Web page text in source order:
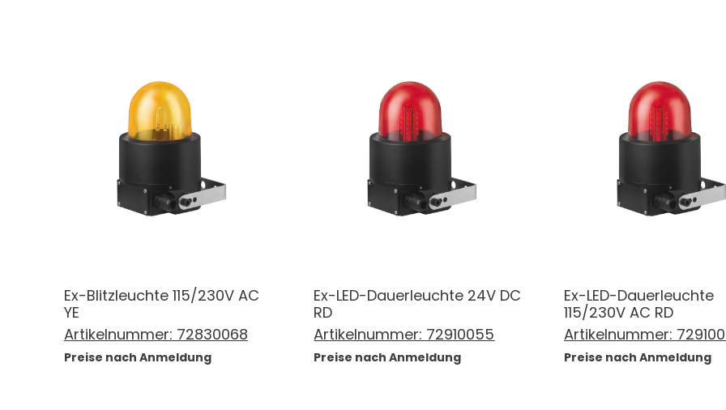
Ex-Blitzleuchte 115/230V AC
YE
Artikelnummer: 72830068
Preise nach Anmeldung
Ex-LED-Dauerleuchte 24V DC
RD
Artikelnummer: 72910055
Preise nach Anmeldung
Ex-LED-Dauerleuchte
115/230V AC RD
Artikelnummer:
Preise nach Anmeldung